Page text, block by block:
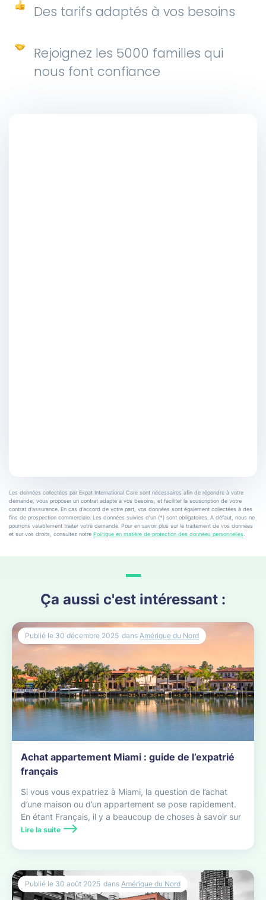
Des tarifs adaptés à vos besoins
Rejoignez les 5000 familles qui
nous font confiance
Les données collectées par Expat International Care sont nécessaires afin de répondre à votre
demande, vous proposer un contrat adapté à vos besoins, et faciliter la souscription de votre
contrat d’assurance. En cas d’accord de votre part, vos données sont également collectées à des
fins de prospection commerciale. Les données suivies d’un (*) sont obligatoires. A défaut, nous ne
pourrons valablement traiter votre demande. Pour en savoir plus sur le traitement de vos données
et sur vos droits, consultez notre Politique en matière de protection des données personnelles
Ça aussi c'est intéressant :
Achat appartement Miami : guide de l’expatrié
français
Si vous vous expatriez à Miami, la question de l’achat
d’une maison ou d’un appartement se pose rapidement.
En étant Français, il y a beaucoup de choses à savoir sur
l’immobilier à Miami.
Lire la suite
Publié le 30 décembre 2025 dans Amérique du Nord
Publié le 30 août 2025 dans Amérique du Nord